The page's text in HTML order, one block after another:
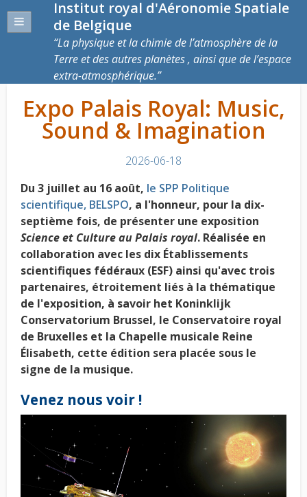
Institut royal d'Aéronomie Spatiale
de Belgique
La physique et la chimie de l’atmosphère de la
Terre et des autres planètes , ainsi que de l’espace
extra-atmosphérique.
Expo Palais Royal: Music,
Sound & Imagination
2026-06-18
Du 3 juillet au 16 août, le SPP Politique
scientifique, BELSPO, a l'honneur, pour la dix-
septième fois, de présenter une exposition
Science et Culture au Palais royal. Réalisée en
collaboration avec les dix Établissements
scientifiques fédéraux (ESF) ainsi qu'avec trois
partenaires, étroitement liés à la thématique
de l'exposition, à savoir het Koninklijk
Conservatorium Brussel, le Conservatoire royal
de Bruxelles et la Chapelle musicale Reine
Élisabeth, cette édition sera placée sous le
signe de la musique.
Venez nous voir !